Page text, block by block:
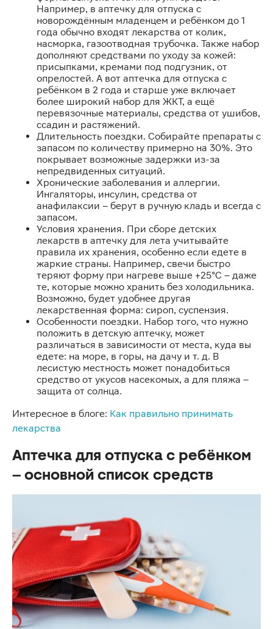
Например, в аптечку для отпуска с
новорождённым младенцем и ребёнком до 1
года обычно входят лекарства от колик,
насморка, газоотводная трубочка. Также набор
дополняют средствами по уходу за кожей:
присыпками, кремами под подгузник, от
опрелостей. А вот аптечка для отпуска с
ребёнком в 2 года и старше уже включает
более широкий набор для ЖКТ, а ещё
перевязочные материалы, средства от ушибов,
ссадин и растяжений.
Длительность поездки. Собирайте препараты с
запасом по количеству примерно на 30%. Это
покрывает возможные задержки из-за
непредвиденных ситуаций.
Хронические заболевания и аллергии.
Ингаляторы, инсулин, средства от
анафилаксии – берут в ручную кладь и всегда с
запасом.
Условия хранения. При сборе детских
лекарств в аптечку для лета учитывайте
правила их хранения, особенно если едете в
жаркие страны. Например, свечи быстро
теряют форму при нагреве выше +25°C – даже
те, которые можно хранить без холодильника.
Возможно, будет удобнее другая
лекарственная форма: сироп, суспензия.
Особенности поездки. Набор того, что нужно
положить в детскую аптечку, может
различаться в зависимости от места, куда вы
едете: на море, в горы, на дачу и т. д. В
лесистую местность может понадобиться
средство от укусов насекомых, а для пляжа –
защита от солнца.
Интересное в блоге: Как правильно принимать
лекарства
Аптечка для отпуска с ребёнком
– основной список средств